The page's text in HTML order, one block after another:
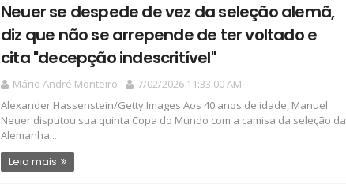
Neuer se despede de vez da seleção alemã,
diz que não se arrepende de ter voltado e
cita "decepção indescritível"
Mário André Monteiro
7/02/2026 11:33:00 AM
Alexander Hassenstein/Getty Images Aos 40 anos de idade, Manuel
Neuer disputou sua quinta Copa do Mundo com a camisa da seleção da
Alemanha...
Leia mais